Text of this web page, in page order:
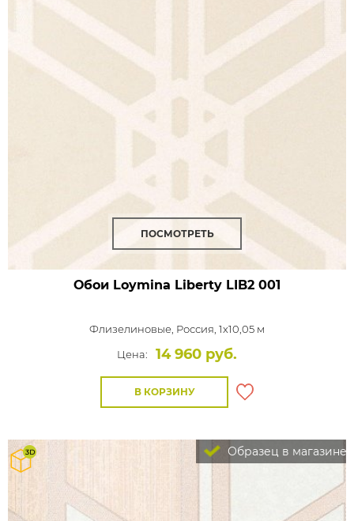
ПОСМОТРЕТЬ
Обои Loymina Liberty LIB2 001
Флизелиновые, Россия, 1x10,05 м
Цена:
14 960 руб.
В КОРЗИНУ
Образец в магазине